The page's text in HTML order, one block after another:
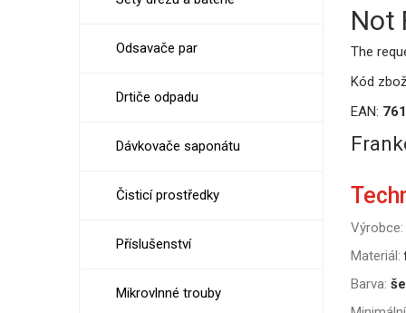
Not
The
Kód
EAN:
Výrobce:
Materiál:
Barva:
Odsavače par
Drtiče odpadu
Dávkovače saponátu
Čisticí prostředky
Příslušenství
Mikrovlnné trouby